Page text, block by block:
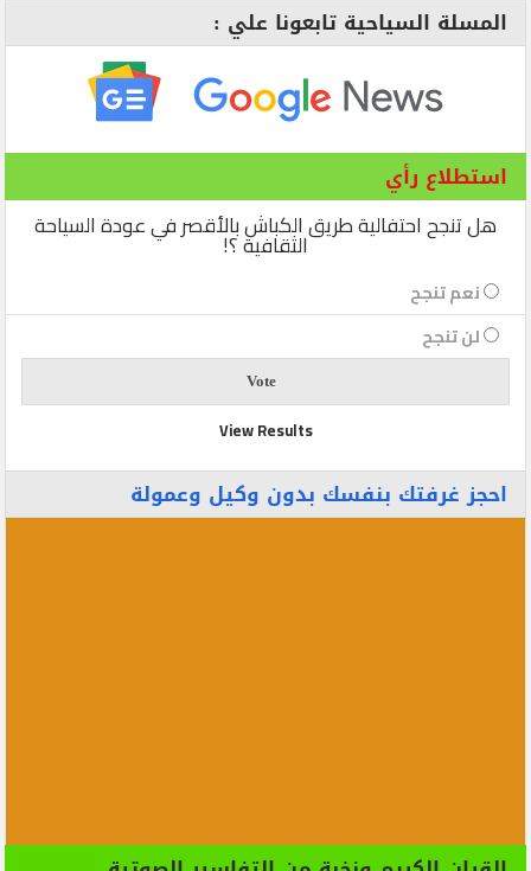
المسلة السياحية تابعونا علي :
استطلاع رأي
هل تنجح احتفالية طريق الكباش بالأقصر في عودة السياحة
الثقافية ؟!
نعم تنجح
لن تنجح
View Results
احجز غرفتك بنفسك بدون وكيل وعمولة